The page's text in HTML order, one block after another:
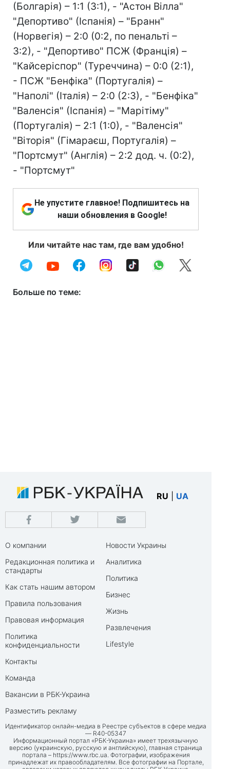
(Болгарія) – 1:1 (3:1), - "Астон Вілла"
"Депортиво" (Іспанія) – "Бранн"
(Норвегія) – 2:0 (0:2, по пенальті –
3:2), - "Депортиво" ПСЖ (Франція) –
"Кайсеріспор" (Туреччина) – 0:0 (2:1),
- ПСЖ "Бенфіка" (Португалія) –
"Наполі" (Італія) – 2:0 (2:3), - "Бенфіка"
"Валенсія" (Іспанія) – "Марітіму"
(Португалія) – 2:1 (1:0), - "Валенсія"
"Віторія" (Гімараєш, Португалія) –
"Портсмут" (Англія) – 2:2 дод. ч. (0:2),
- "Портсмут"
Не упустите главное! Подпишитесь на
наши обновления в Google!
Или читайте нас там, где вам удобно!
Больше по теме:
RU UA
О компании
Редакционная политика и
стандарты
Как стать нашим автором
Правила пользования
Правовая информация
Политика
конфиденциальности
Контакты
Команда
Вакансии в РБК-Украина
Разместить рекламу
Новости Украины
Аналитика
Политика
Бизнес
Жизнь
Развлечения
Lifestyle
Идентификатор онлайн-медиа в Реестре субъектов в сфере медиа
— R40-05347
Информационный портал «РБК-Украина» имеет трехязычную
версию (украинскую, русскую и английскую), главная страница
портала – https://www.rbc.ua. Фотографии, изображения
принадлежат их правообладателям. Все фотографии на Портале,